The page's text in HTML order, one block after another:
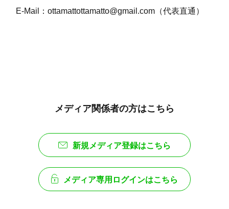
E-Mail：ottamattottamatto@gmail.com（代表直通）
メディア関係者の方はこちら
新規メディア登録はこちら
メディア専用ログインはこちら